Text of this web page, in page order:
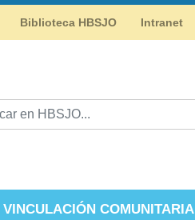
Biblioteca HBSJO Intranet
VINCULACIÓN COMUNITARIA